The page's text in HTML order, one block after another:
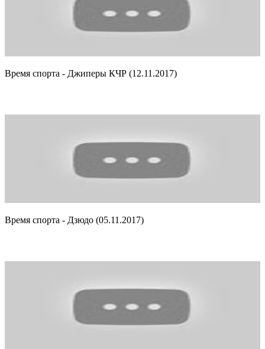
Время спорта - Джиперы КЧР (12.11.2017)
Время спорта - Дзюдо (05.11.2017)